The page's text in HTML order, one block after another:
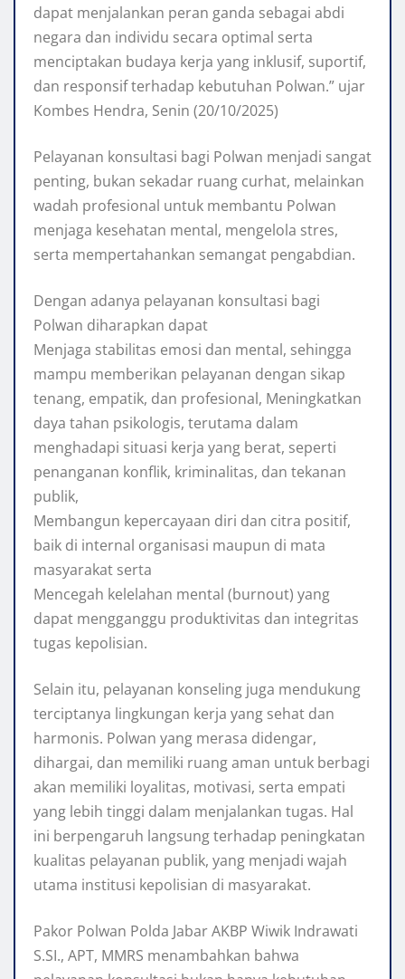
dapat menjalankan peran ganda sebagai abdi
negara dan individu secara optimal serta
menciptakan budaya kerja yang inklusif, suportif,
dan responsif terhadap kebutuhan Polwan.” ujar
Kombes Hendra, Senin (20/10/2025)
Pelayanan konsultasi bagi Polwan menjadi sangat
penting, bukan sekadar ruang curhat, melainkan
wadah profesional untuk membantu Polwan
menjaga kesehatan mental, mengelola stres,
serta mempertahankan semangat pengabdian.
Dengan adanya pelayanan konsultasi bagi
Polwan diharapkan dapat
Menjaga stabilitas emosi dan mental, sehingga
mampu memberikan pelayanan dengan sikap
tenang, empatik, dan profesional, Meningkatkan
daya tahan psikologis, terutama dalam
menghadapi situasi kerja yang berat, seperti
penanganan konflik, kriminalitas, dan tekanan
publik,
Membangun kepercayaan diri dan citra positif,
baik di internal organisasi maupun di mata
masyarakat serta
Mencegah kelelahan mental (burnout) yang
dapat mengganggu produktivitas dan integritas
tugas kepolisian.
Selain itu, pelayanan konseling juga mendukung
terciptanya lingkungan kerja yang sehat dan
harmonis. Polwan yang merasa didengar,
dihargai, dan memiliki ruang aman untuk berbagi
akan memiliki loyalitas, motivasi, serta empati
yang lebih tinggi dalam menjalankan tugas. Hal
ini berpengaruh langsung terhadap peningkatan
kualitas pelayanan publik, yang menjadi wajah
utama institusi kepolisian di masyarakat.
Pakor Polwan Polda Jabar AKBP Wiwik Indrawati
S.SI., APT, MMRS menambahkan bahwa